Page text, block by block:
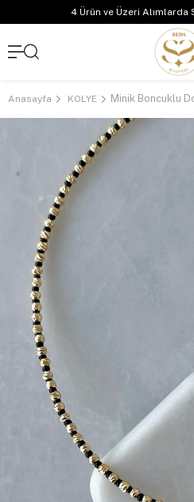
4 Ürün ve Üzeri Alımlarda
Anasayfa KOLYE Minik Boncuklu